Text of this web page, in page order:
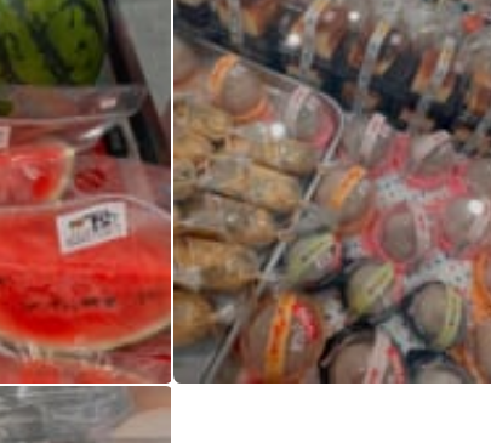
桃スイカシャインマスカット